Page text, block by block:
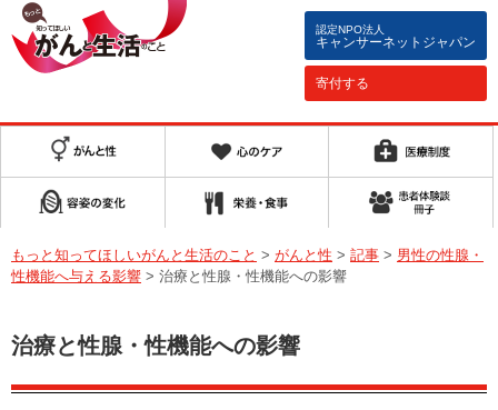
認定NPO法人
キャンサーネットジャパン
寄付する
もっと知ってほしいがんと生活のこと > がんと性 > 記事 > 男性の性腺・
性機能へ与える影響 > 治療と性腺・性機能への影響
治療と性腺・性機能への影響